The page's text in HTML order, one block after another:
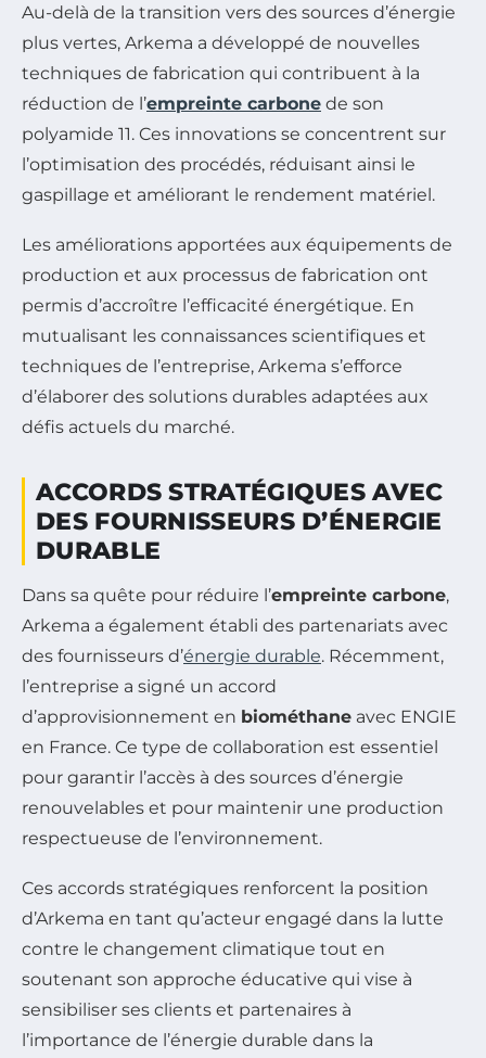
Au-delà de la transition vers des sources d’énergie
plus vertes, Arkema a développé de nouvelles
techniques de fabrication qui contribuent à la
réduction de l’empreinte carbone de son
polyamide 11. Ces innovations se concentrent sur
l’optimisation des procédés, réduisant ainsi le
gaspillage et améliorant le rendement matériel.
Les améliorations apportées aux équipements de
production et aux processus de fabrication ont
permis d’accroître l’efficacité énergétique. En
mutualisant les connaissances scientifiques et
techniques de l’entreprise, Arkema s’efforce
d’élaborer des solutions durables adaptées aux
défis actuels du marché.
ACCORDS STRATÉGIQUES AVEC
DES FOURNISSEURS D’ÉNERGIE
DURABLE
Dans sa quête pour réduire l’empreinte carbone,
Arkema a également établi des partenariats avec
des fournisseurs d’énergie durable. Récemment,
l’entreprise a signé un accord
d’approvisionnement en biométhane avec ENGIE
en France. Ce type de collaboration est essentiel
pour garantir l’accès à des sources d’énergie
renouvelables et pour maintenir une production
respectueuse de l’environnement.
Ces accords stratégiques renforcent la position
d’Arkema en tant qu’acteur engagé dans la lutte
contre le changement climatique tout en
soutenant son approche éducative qui vise à
sensibiliser ses clients et partenaires à
l’importance de l’énergie durable dans la